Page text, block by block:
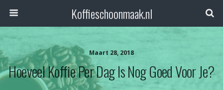
Koffieschoonmaak.nl
Maart 28, 2018
Hoeveel Koffie Per Dag Is Nog Goed Voor Je?